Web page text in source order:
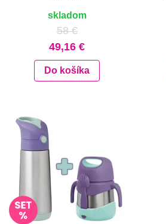
skladom
58 €
49,16 €
Do košíka